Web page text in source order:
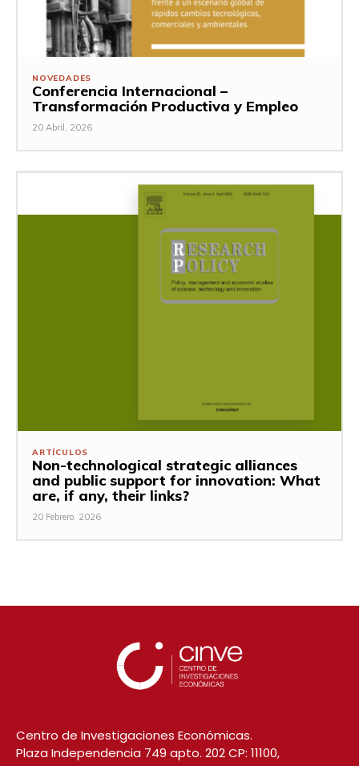
NOVEDADES
Conferencia Internacional –
Transformación Productiva y Empleo
20 Abril, 2026
ARTÍCULOS
Non-technological strategic alliances
and public support for innovation: What
are, if any, their links?
20 Febrero, 2026
Centro de Investigaciones Económicas.
Plaza Independencia 749 apto. 202 CP: 11100,